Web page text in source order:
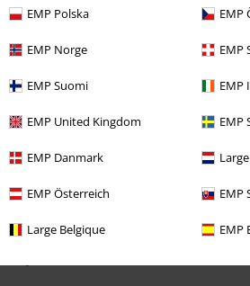
EMP Polska EMP
EMP Norge EMP
EMP Suomi EMP
EMP United Kingdom EMP
EMP Danmark
EMP Österreich EMP
Large Belgique EMP
kr 309.95
More categories. More options.